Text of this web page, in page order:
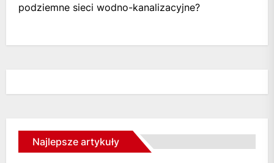
podziemne sieci wodno-kanalizacyjne?
Najlepsze artykuły